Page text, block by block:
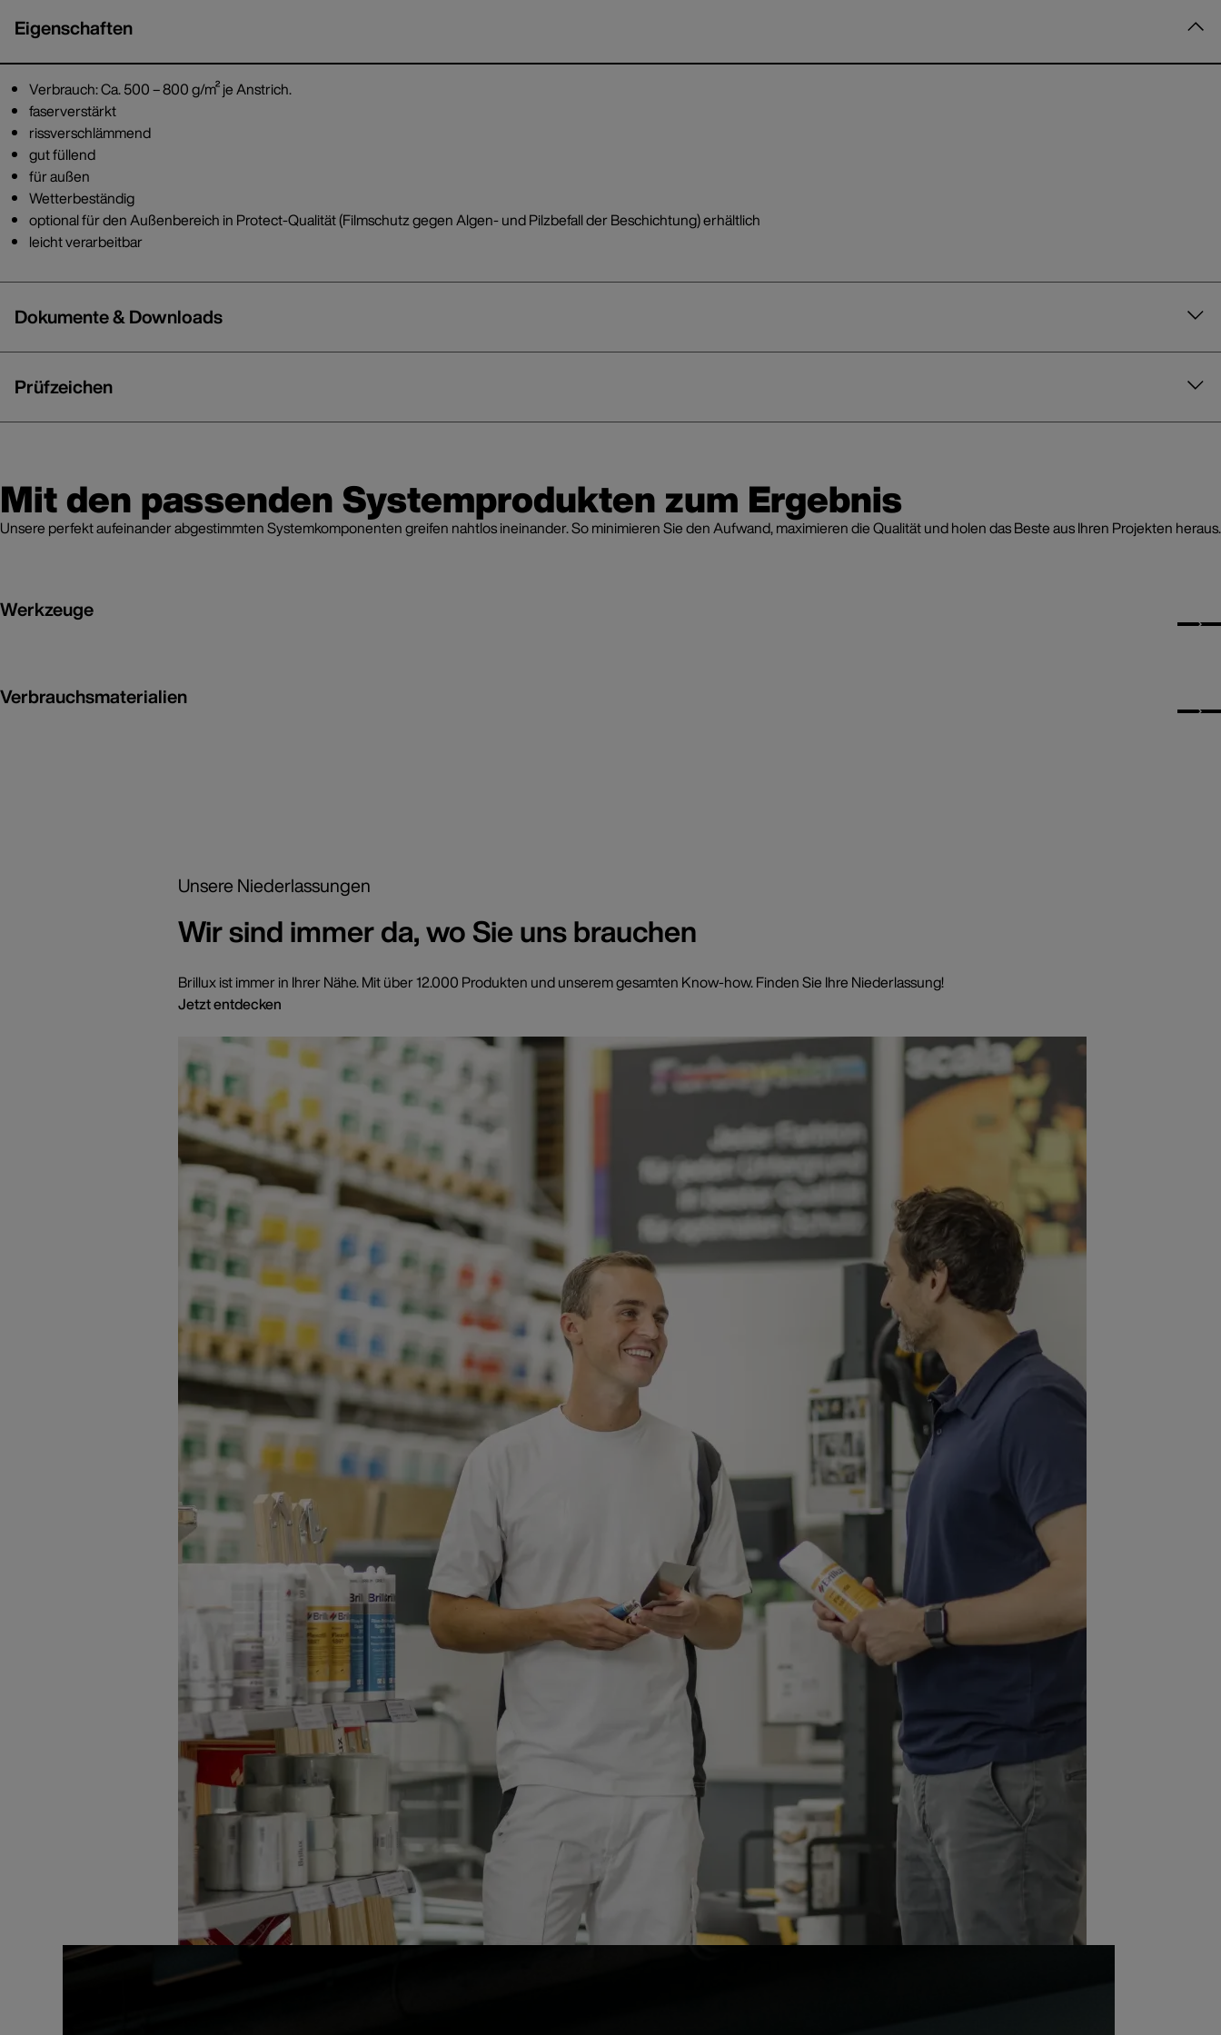
Eigenschaften
Verbrauch: Ca. 500 – 800 g/m² je Anstrich.
faserverstärkt
rissverschlämmend
gut füllend
für außen
Wetterbeständig
optional für den Außenbereich in Protect-Qualität (Filmschutz gegen Algen- und Pilzbefall der Beschichtung) erhältlich
leicht verarbeitbar
Dokumente & Downloads
Prüfzeichen
Mit den passenden Systemprodukten zum Ergebnis
Unsere perfekt aufeinander abgestimmten Systemkomponenten greifen nahtlos ineinander. So minimieren Sie den Aufwand, maximieren die Qualität und holen das Beste aus Ihren Projekten heraus.
Werkzeuge
Verbrauchsmaterialien
Unsere Niederlassungen
Wir sind immer da, wo Sie uns brauchen
Brillux ist immer in Ihrer Nähe. Mit über 12.000 Produkten und unserem gesamten Know-how. Finden Sie Ihre Niederlassung!
Jetzt entdecken